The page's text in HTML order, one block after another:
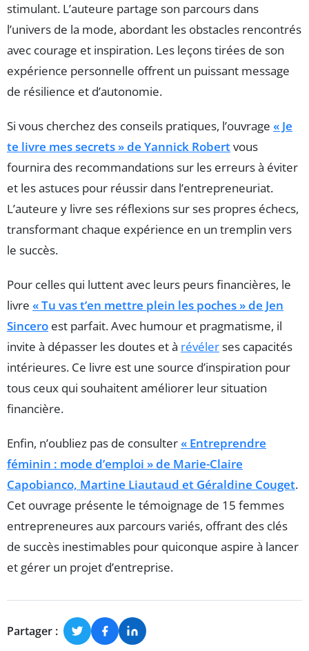
stimulant. L’auteure partage son parcours dans
l’univers de la mode, abordant les obstacles rencontrés
avec courage et inspiration. Les leçons tirées de son
expérience personnelle offrent un puissant message
de résilience et d’autonomie.
Si vous cherchez des conseils pratiques, l’ouvrage « Je
te livre mes secrets » de Yannick Robertvous
fournira des recommandations sur les erreurs à éviter
et les astuces pour réussir dans l’entrepreneuriat.
L’auteure y livre ses réflexions sur ses propres échecs,
transformant chaque expérience en un tremplin vers
le succès.
Pour celles qui luttent avec leurs peurs financières, le
livre « Tu vas t’en mettre plein les poches » de Jen
Sincero est parfait. Avec humour et pragmatisme, il
invite à dépasser les doutes et à révélerses capacités
intérieures. Ce livre est une source d’inspiration pour
tous ceux qui souhaitent améliorer leur situation
financière.
Enfin, n’oubliez pas de consulter« Entreprendre
féminin : mode d’emploi » de Marie-Claire
Capobianco, Martine Liautaud et Géraldine Couget.
Cet ouvrage présente le témoignage de 15 femmes
entrepreneures aux parcours variés, offrant des clés
de succès inestimables pour quiconque aspire à lancer
et gérer un projet d’entreprise.
Partager :